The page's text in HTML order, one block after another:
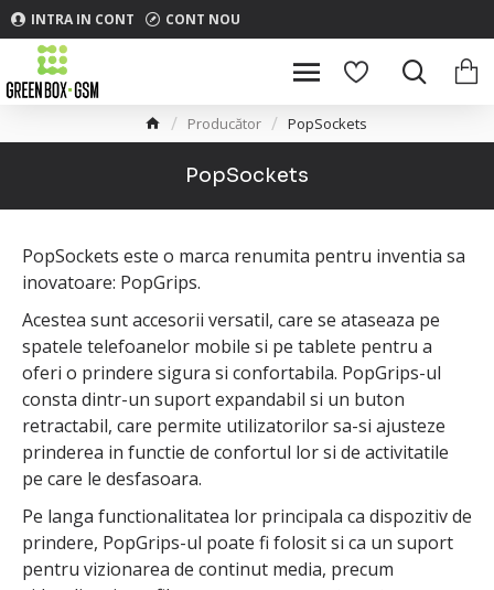
INTRA IN CONT CONT NOU
Producător PopSockets
PopSockets
PopSockets este o marca renumita pentru inventia sa
inovatoare: PopGrips.
Acestea sunt accesorii versatil, care se ataseaza pe
spatele telefoanelor mobile si pe tablete pentru a
oferi o prindere sigura si confortabila. PopGrips-ul
consta dintr-un suport expandabil si un buton
retractabil, care permite utilizatorilor sa-si ajusteze
prinderea in functie de confortul lor si de activitatile
pe care le desfasoara.
Pe langa functionalitatea lor principala ca dispozitiv de
prindere, PopGrips-ul poate fi folosit si ca un suport
pentru vizionarea de continut media, precum